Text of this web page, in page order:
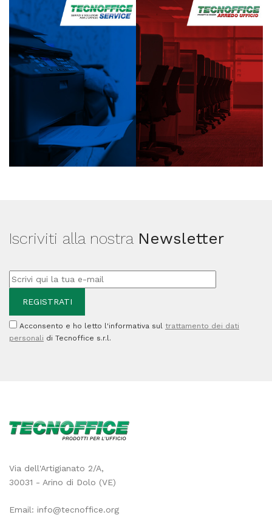
Iscriviti alla nostra Newsletter
Acconsento e ho letto l'informativa sul trattamento dei dati
personali di Tecnoffice s.r.l.
Via dell'Artigianato 2/A,
30031 - Arino di Dolo (VE)
Email: info@tecnoffice.org